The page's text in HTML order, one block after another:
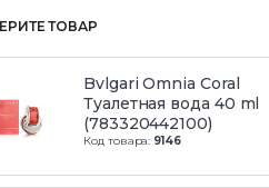
ТОВАР
Bvlgari Omnia Coral
Туалетная вода 40 ml
(783320442100)
Код товара: 9146